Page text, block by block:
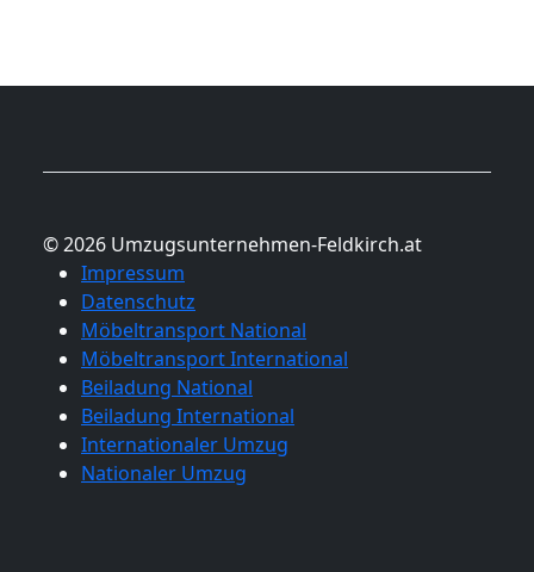
© 2026 Umzugsunternehmen-Feldkirch.at
Impressum
Datenschutz
Möbeltransport National
Möbeltransport International
Beiladung National
Beiladung International
Internationaler Umzug
Nationaler Umzug